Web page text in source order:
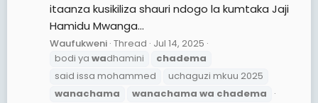
itaanza kusikiliza shauri ndogo la kumtaka Jaji
Hamidu Mwanga...
Waufukweni Thread Jul 14, 2025
bodi ya wadhamini
chadema
said issa mohammed
uchaguzi mkuu 2025
wanachama
wanachama wa chadema